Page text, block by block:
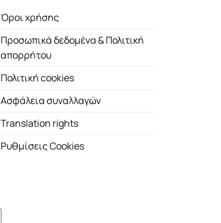
Όροι χρήσης
Προσωπικά δεδομένα & Πολιτική
απορρήτου
Πολιτική cookies
Ασφάλεια συναλλαγών
Translation rights
Ρυθμίσεις Cookies